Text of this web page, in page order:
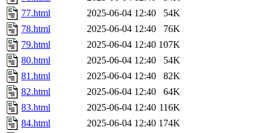
77.html
2025-06-04 12:40
54K
78.html
2025-06-04 12:40
76K
79.html
2025-06-04 12:40 107K
80.html
2025-06-04 12:40
54K
81.html
2025-06-04 12:40
82K
82.html
2025-06-04 12:40
64K
83.html
2025-06-04 12:40 116K
84.html
2025-06-04 12:40 174K